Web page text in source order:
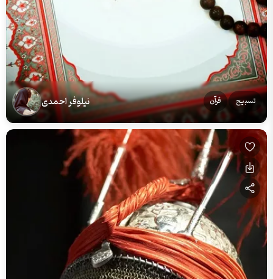
تسبیح قرآن نیلوفر احمدی